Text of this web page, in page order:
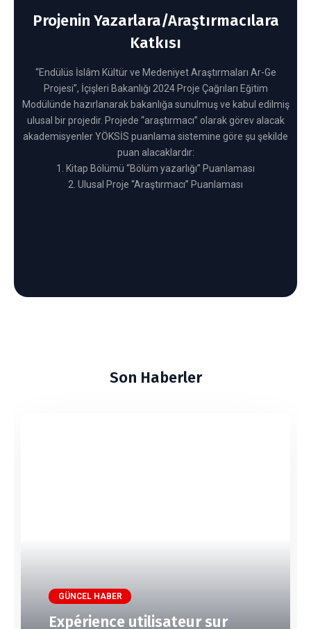
Projenin Yazarlara/Araştırmacılara
Katkısı
“Endülüs İslâm Kültür ve Medeniyet Araştırmaları Ar-Ge
Projesi”, İçişleri Bakanlığı 2024 Proje Çağrıları Eğitim
Modülünde hazırlanarak bakanlığa sunulmuş ve kabul edilmiş
ulusal bir projedir. Projede “araştırmacı” olarak görev alacak
akademisyenler YÖKSİS puanlama sistemine göre şu şekilde
puan alacaklardır:
1. Kitap Bölümü “Bölüm yazarlığı” Puanlaması
2. Ulusal Proje “Araştırmacı” Puanlaması
Son Haberler
GÜNCEL HABER
Expérience utilisateur sur